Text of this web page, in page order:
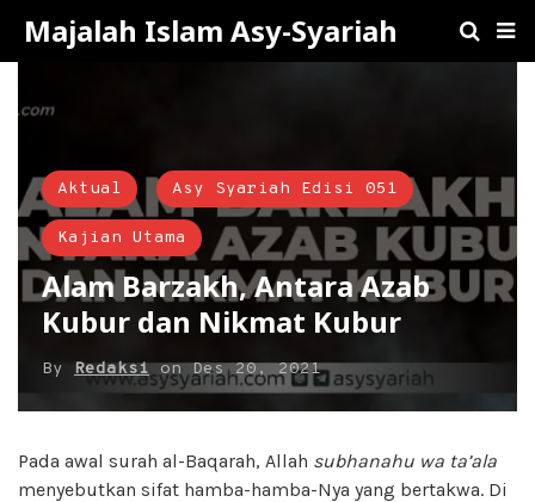
Majalah Islam Asy-Syariah
Aktual Asy Syariah Edisi 051
Kajian Utama
Alam Barzakh, Antara Azab
Kubur dan Nikmat Kubur
By RedaksionDes 20, 2021
Pada awal surah al-Baqarah, Allah subhanahu wa ta’ala
menyebutkan sifat hamba-hamba-Nya yang bertakwa. Di